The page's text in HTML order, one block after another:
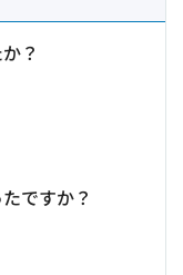
？
ですか？